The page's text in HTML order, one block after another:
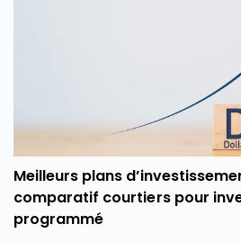
Meilleurs plans
comparatif courtiers pour
programmé